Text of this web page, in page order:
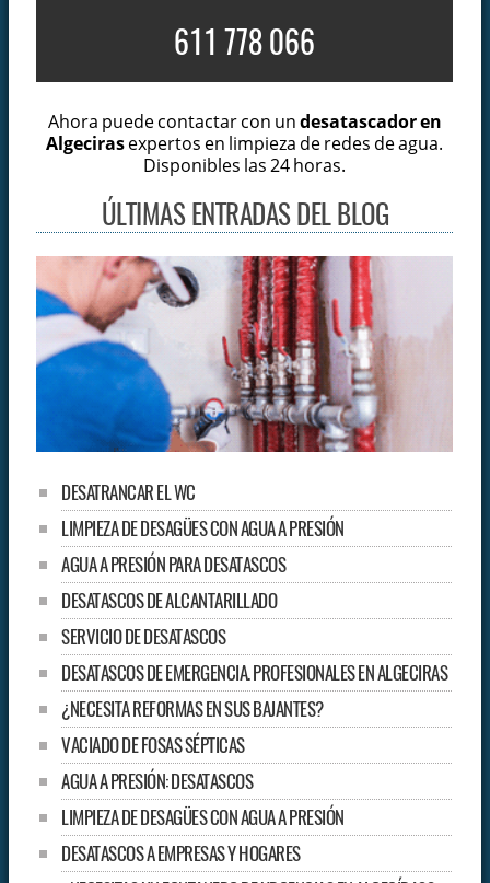
611 778 066
Ahora puede contactar con undesatascador en
Algecirasexpertos en limpieza de redes de agua.
Disponibles las 24 horas.
ÚLTIMAS ENTRADAS DEL BLOG
DESATRANCAR EL WC
LIMPIEZA DE DESAGÜES CON AGUA A PRESIÓN
AGUA A PRESIÓN PARA DESATASCOS
DESATASCOS DE ALCANTARILLADO
SERVICIO DE DESATASCOS
DESATASCOS DE EMERGENCIA. PROFESIONALES EN ALGECIRAS
¿NECESITA REFORMAS EN SUS BAJANTES?
VACIADO DE FOSAS SÉPTICAS
AGUA A PRESIÓN: DESATASCOS
LIMPIEZA DE DESAGÜES CON AGUA A PRESIÓN
DESATASCOS A EMPRESAS Y HOGARES